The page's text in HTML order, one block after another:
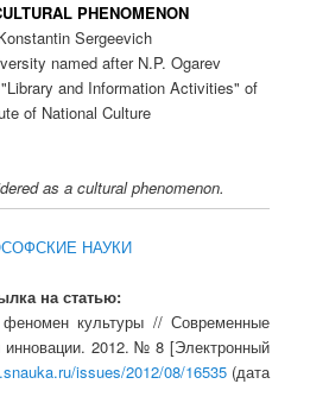
PHENOMENON
Sergeevich
named after N.P. Ogarev
and Information Activities" of
of National Culture
as a cultural phenomenon.
НАУКИ
на статью:
культуры // Современные
инновации. 2012. № 8 [Электронный
issues/2012/08/16535(дата